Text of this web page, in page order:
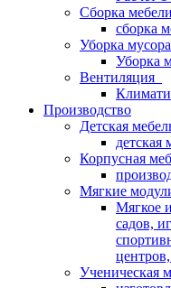
Сборка
сборка
Уборка мусора
Уборка
Вентиляция
Производство
Детская
детская
Корпусная
Мягкие
Мягкое
садов,
Ученическая